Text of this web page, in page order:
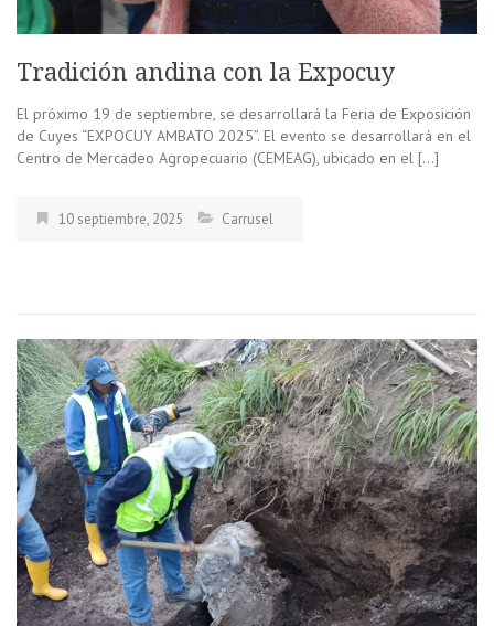
Tradición andina con la Expocuy
El próximo 19 de septiembre, se desarrollará la Feria de Exposición
de Cuyes “EXPOCUY AMBATO 2025”. El evento se desarrollará en el
Centro de Mercadeo Agropecuario (CEMEAG), ubicado en el […]
10 septiembre, 2025 Carrusel